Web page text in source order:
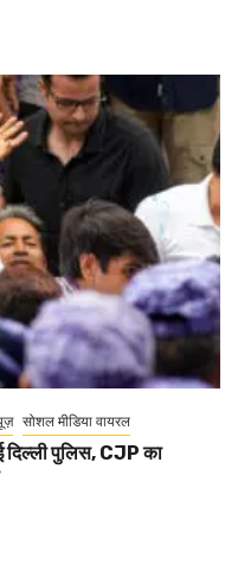
सोशल मीडिया वायरल
पुलिस, CJP का